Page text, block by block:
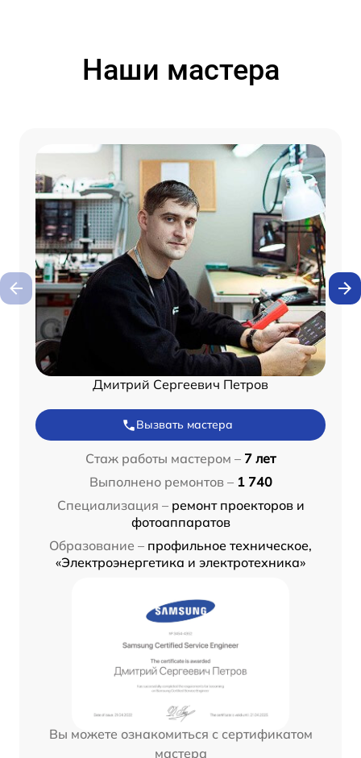
Наши мастера
Дмитрий Сергеевич Петров
Вызвать мастера
Стаж работы мастером – 7 лет
Выполнено ремонтов – 1 740
Специализация – ремонт проекторов и
фотоаппаратов
Образование – профильное техническое,
«Электроэнергетика и электротехника»
Вы можете ознакомиться с сертификатом
мастера